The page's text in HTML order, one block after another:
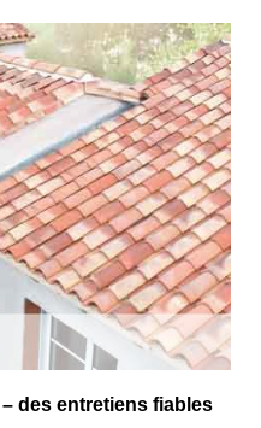
des entretiens fiables